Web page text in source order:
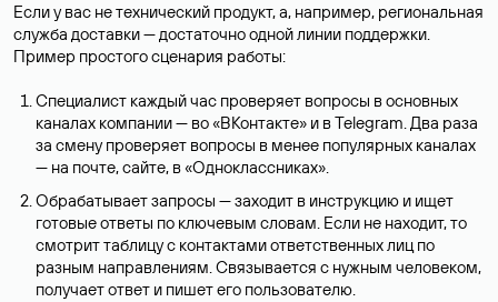
Если у вас не технический продукт, а, например, региональная
служба доставки — достаточно одной линии поддержки.
Пример простого сценария работы:
Специалист каждый час проверяет вопросы в основных
каналах компании — во «ВКонтакте» и в Telegram. Два раза
за смену проверяет вопросы в менее популярных каналах
— на почте, сайте, в «Одноклассниках».
Обрабатывает запросы — заходит в инструкцию и ищет
готовые ответы по ключевым словам. Если не находит, то
смотрит таблицу с контактами ответственных лиц по
разным направлениям. Связывается с нужным человеком,
получает ответ и пишет его пользователю.